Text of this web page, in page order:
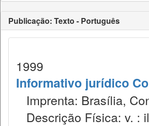
Publicação: Texto - Português
1999
Informativo jurídico
Imprenta: Brasília,
Descrição Física: v. :